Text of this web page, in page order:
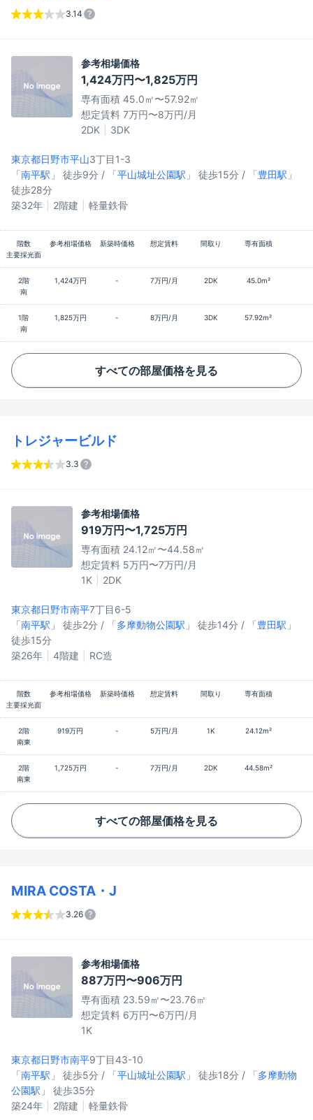
3.14
参考相場価格
1,424万円〜1,825万円
専有面積 45.0㎡〜57.92㎡
想定賃料 7万円〜8万円/月
2DK
3DK
東京都日野市平山3丁目1-3
「南平駅 」 徒歩9分 / 「平山城址公園駅 」 徒歩15分 / 「豊田駅 」
徒歩28分
築32年
2階建 軽量鉄骨
階数 参考相場価格 新築時価格 想定賃料 間取り
専有面積
主要採光面
2階 1,424万円 - 7万円/月 2DK
45.0m²
南
1階 1,825万円 - 8万円/月 3DK
57.92m²
南
すべての部屋価格を見る
トレジャービルド
3.3
参考相場価格
919万円〜1,725万円
専有面積 24.12㎡〜44.58㎡
想定賃料 5万円〜7万円/月
1K
2DK
東京都日野市南平7丁目6-5
「南平駅 」 徒歩2分 / 「多摩動物公園駅 」 徒歩14分 / 「豊田駅 」
徒歩15分
築26年
4階建 RC造
階数 参考相場価格 新築時価格 想定賃料 間取り
専有面積
主要採光面
2階 919万円 - 5万円/月 1K
24.12m²
南東
2階 1,725万円 - 7万円/月 2DK
44.58m²
南東
すべての部屋価格を見る
MIRA COSTA・J
3.26
参考相場価格
887万円〜906万円
専有面積 23.59㎡〜23.76㎡
想定賃料 6万円〜6万円/月
1K
東京都日野市南平9丁目43-10
「南平駅 」 徒歩5分 / 「平山城址公園駅 」 徒歩18分 / 「多摩動物
公園駅 」 徒歩35分
築24年
2階建 軽量鉄骨